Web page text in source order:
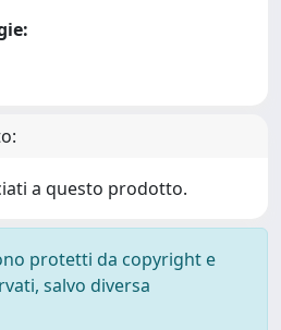
a questo prodotto.
protetti da copyright e
salvo diversa